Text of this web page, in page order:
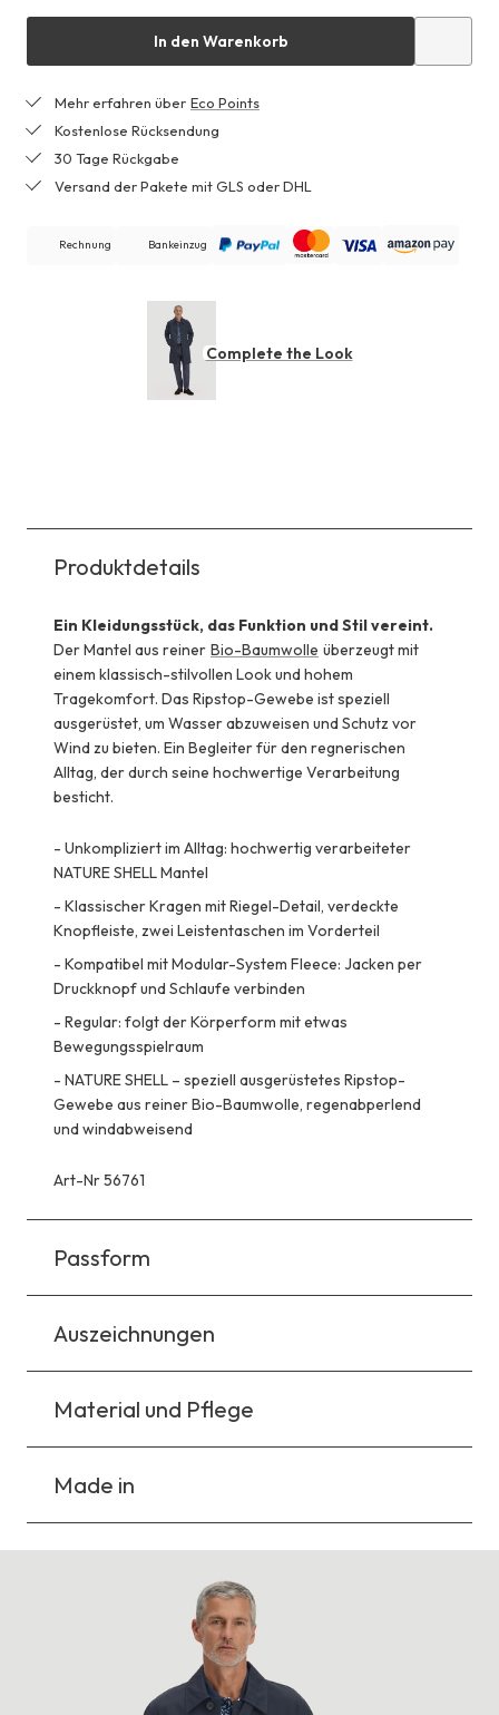
In den Warenkorb
Mehr erfahren über Eco Points
Kostenlose Rücksendung
30 Tage Rückgabe
Versand der Pakete mit GLS oder DHL
Rechnung Bankeinzug
Complete the Look
Produktdetails
Ein Kleidungsstück, das Funktion und Stil vereint.
Der Mantel aus reiner Bio-Baumwolle überzeugt mit
einem klassisch-stilvollen Look und hohem
Tragekomfort. Das Ripstop-Gewebe ist speziell
ausgerüstet, um Wasser abzuweisen und Schutz vor
Wind zu bieten. Ein Begleiter für den regnerischen
Alltag, der durch seine hochwertige Verarbeitung
besticht.
- Unkompliziert im Alltag: hochwertig verarbeiteter
NATURE SHELL Mantel
- Klassischer Kragen mit Riegel-Detail, verdeckte
Knopfleiste, zwei Leistentaschen im Vorderteil
- Kompatibel mit Modular-System Fleece: Jacken per
Druckknopf und Schlaufe verbinden
- Regular: folgt der Körperform mit etwas
Bewegungsspielraum
- NATURE SHELL – speziell ausgerüstetes Ripstop-
Gewebe aus reiner Bio-Baumwolle, regenabperlend
und windabweisend
Art-Nr 56761
Passform
Auszeichnungen
Material und Pflege
Made in